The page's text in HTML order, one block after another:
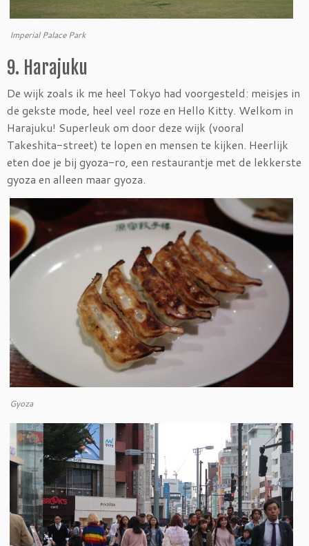
Imperial Palace Park
9. Harajuku
De wijk zoals ik me heel Tokyo had voorgesteld: meisjes in
de gekste mode, heel veel roze en Hello Kitty. Welkom in
Harajuku! Superleuk om door deze wijk (vooral
Takeshita-street) te lopen en mensen te kijken. Heerlijk
eten doe je bij gyoza-ro, een restaurantje met de lekkerste
gyoza en alleen maar gyoza.
Gyoza